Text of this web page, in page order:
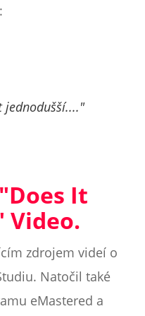
jednodušší...."
It
Video.
zdrojem videí o
Natočil také
eMastered a